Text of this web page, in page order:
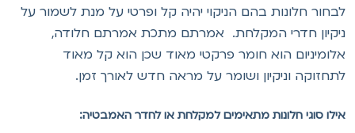
חלונות בהם הניקוי יהיה קל ופרטי על מנת לשמור על
חדרי המקלחת. אמרתם מתכת אמרתם חלודה,
הוא חומר פרקטי מאוד שכן הוא קל מאוד
וניקיון ושומר על מראה חדש לאורך זמן.
סוגי חלונות מתאימים למקלחת או לחדר האמבטיה: